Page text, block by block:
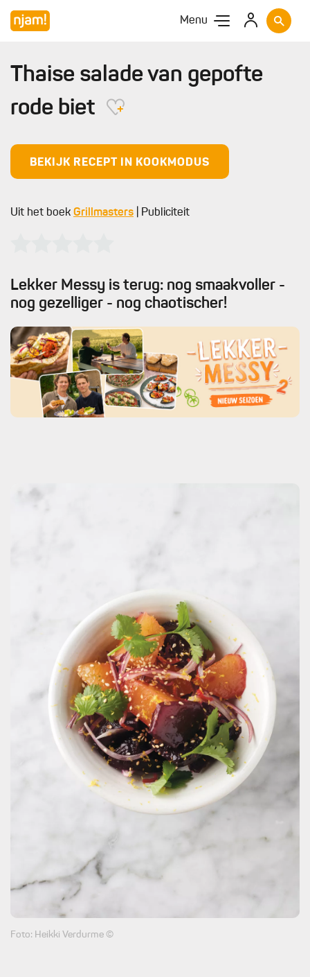
Menu
Foto: Heikki Verdurme ©
Thaise salade van gepofte
rode biet
BEKIJK RECEPT IN KOOKMODUS
Uit het boek Grillmasters | Publiciteit
Lekker Messy is terug: nog smaakvoller -
nog gezelliger - nog chaotischer!